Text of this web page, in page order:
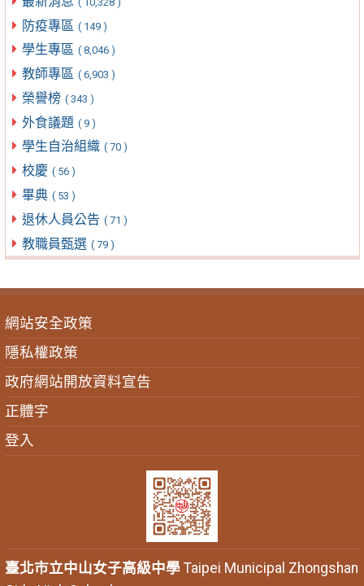
防疫專區 ( 149 )
學生專區 ( 8,046 )
教師專區 ( 6,903 )
榮譽榜 ( 343 )
外食議題 ( 9 )
學生自治組織 ( 70 )
校慶 ( 56 )
畢典 ( 53 )
退休人員公告 ( 71 )
教職員甄選 ( 79 )
網站安全政策
隱私權政策
政府網站開放資料宣告
正體字
登入
臺北市立中山女子高級中學Taipei Municipal Zhongshan